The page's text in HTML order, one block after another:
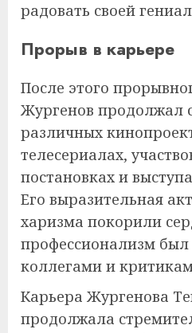
радовать своей
Прорыв в карьере
После этого
Жургенов продолжал
различных
телесериалах,
постановках и
Его выразительная
харизма покорили
профессионализм
коллегами и
Карьера Жургенова
продолжала